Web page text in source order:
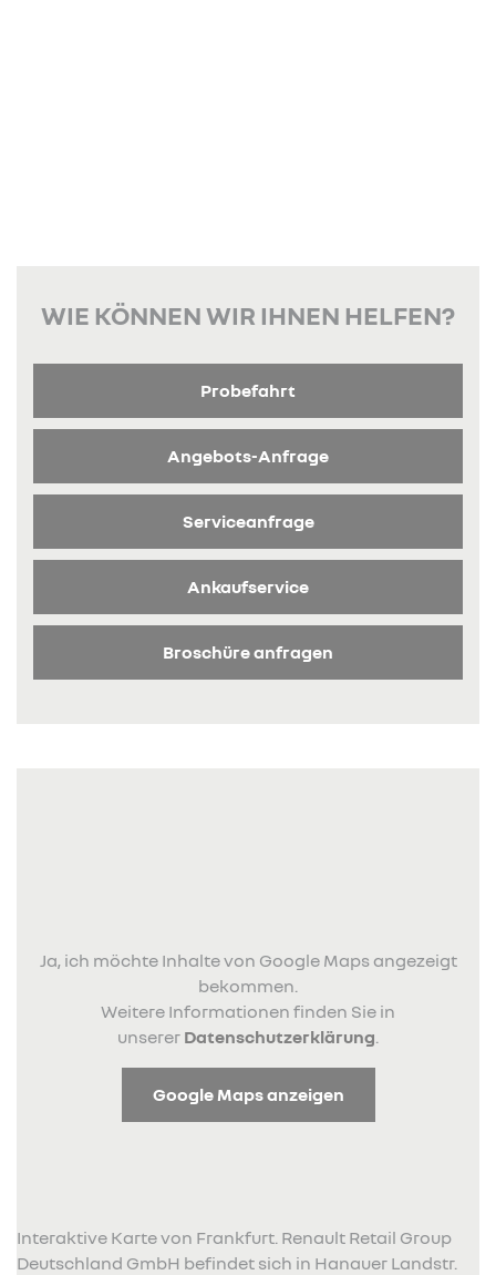
WIE KÖNNEN WIR IHNEN HELFEN?
Probefahrt
Angebots-Anfrage
Serviceanfrage
Ankaufservice
Broschüre anfragen
Ja, ich möchte Inhalte von Google Maps angezeigt
bekommen.
Weitere Informationen finden Sie in
unserer Datenschutzerklärung
Google Maps anzeigen
Interaktive Karte von Frankfurt. Renault Retail Group
Deutschland GmbH befindet sich in Hanauer Landstr.